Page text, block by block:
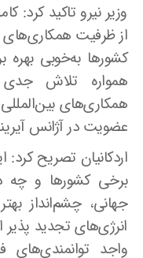
وزیر نیرو تاکید کرد:
از ظرفیت همکاری‌های
کشورها به‌خوبی
همواره تلاش
همکاری‌های
عضویت در آژانس
اردکانیان تصریح
برخی کشورها و چه
جهانی، چشم‌انداز
انرژی‌های تجدید پذیر
واجد